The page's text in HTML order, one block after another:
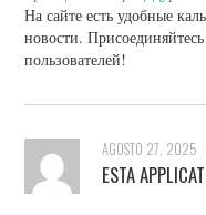
На сайте есть удобные
новости.
пользователей!
AGOSTO 27, 2025
ESTA